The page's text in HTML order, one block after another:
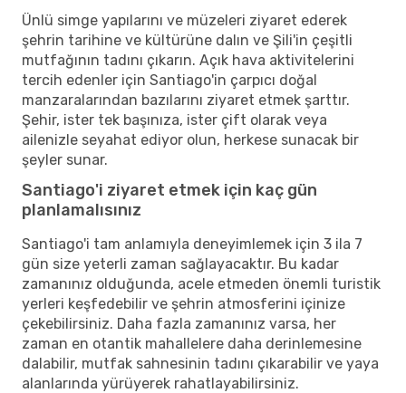
Ünlü simge yapılarını ve müzeleri ziyaret ederek
şehrin tarihine ve kültürüne dalın ve Şili'in çeşitli
mutfağının tadını çıkarın. Açık hava aktivitelerini
tercih edenler için Santiago'in çarpıcı doğal
manzaralarından bazılarını ziyaret etmek şarttır.
Şehir, ister tek başınıza, ister çift olarak veya
ailenizle seyahat ediyor olun, herkese sunacak bir
şeyler sunar.
Santiago'i ziyaret etmek için kaç gün
planlamalısınız
Santiago'i tam anlamıyla deneyimlemek için 3 ila 7
gün size yeterli zaman sağlayacaktır. Bu kadar
zamanınız olduğunda, acele etmeden önemli turistik
yerleri keşfedebilir ve şehrin atmosferini içinize
çekebilirsiniz. Daha fazla zamanınız varsa, her
zaman en otantik mahallelere daha derinlemesine
dalabilir, mutfak sahnesinin tadını çıkarabilir ve yaya
alanlarında yürüyerek rahatlayabilirsiniz.